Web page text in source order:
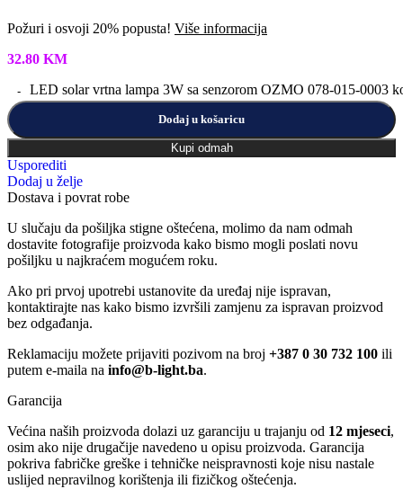
Požuri i osvoji 20% popusta! Više informacija
32.80 KM
LED solar vrtna lampa 3W sa senzorom OZMO 078-015-0003
Dodaj u košaricu
Kupi odmah
Usporediti
Dodaj u želje
Dostava i povrat robe
U slučaju da pošiljka stigne oštećena, molimo da nam odmah
dostavite fotografije proizvoda kako bismo mogli poslati novu
pošiljku u najkraćem mogućem roku.
Ako pri prvoj upotrebi ustanovite da uređaj nije ispravan,
kontaktirajte nas kako bismo izvršili zamjenu za ispravan proizvod
bez odgađanja.
Reklamaciju možete prijaviti pozivom na broj +387 0 30 732 100 ili
putem e-maila na info@b-light.ba.
Garancija
Većina naših proizvoda dolazi uz garanciju u trajanju od 12 mjeseci,
osim ako nije drugačije navedeno u opisu proizvoda. Garancija
pokriva fabričke greške i tehničke neispravnosti koje nisu nastale
uslijed nepravilnog korištenja ili fizičkog oštećenja.